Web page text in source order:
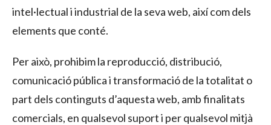
intel·lectual i industrial de la seva web, així com dels
elements que conté.
Per això, prohibim la reproducció, distribució,
comunicació pública i transformació de la totalitat o
part dels continguts d’aquesta web, amb finalitats
comercials, en qualsevol suport i per qualsevol mitjà